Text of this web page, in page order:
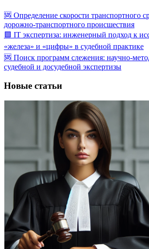
🆘 Определение скорости транспортного
дорожно-транспортного происшествия
🟩 IT экспертиза: инженерный подход к
«железа» и «цифры» в судебной практике
🆘 Поиск программ слежения: научно-
судебной и досудебной экспертизы
Новые статьи